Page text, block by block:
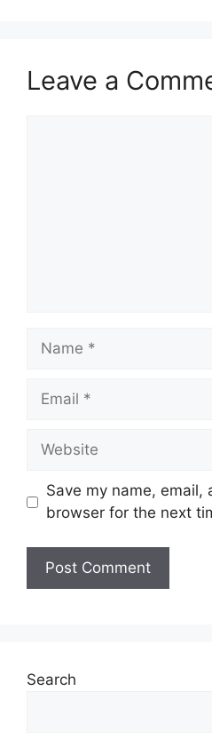
Leave a
Name
Email
Website
Save my name, email,
browser for the next
Search